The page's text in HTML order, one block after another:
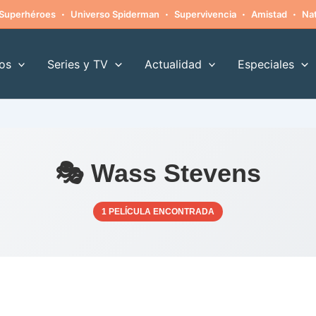
· Universo Spiderman · Supervivencia · Amistad ·
Series y TV Actualidad Especiales
🎭 Wass Stevens
1 PELÍCULA ENCONTRADA